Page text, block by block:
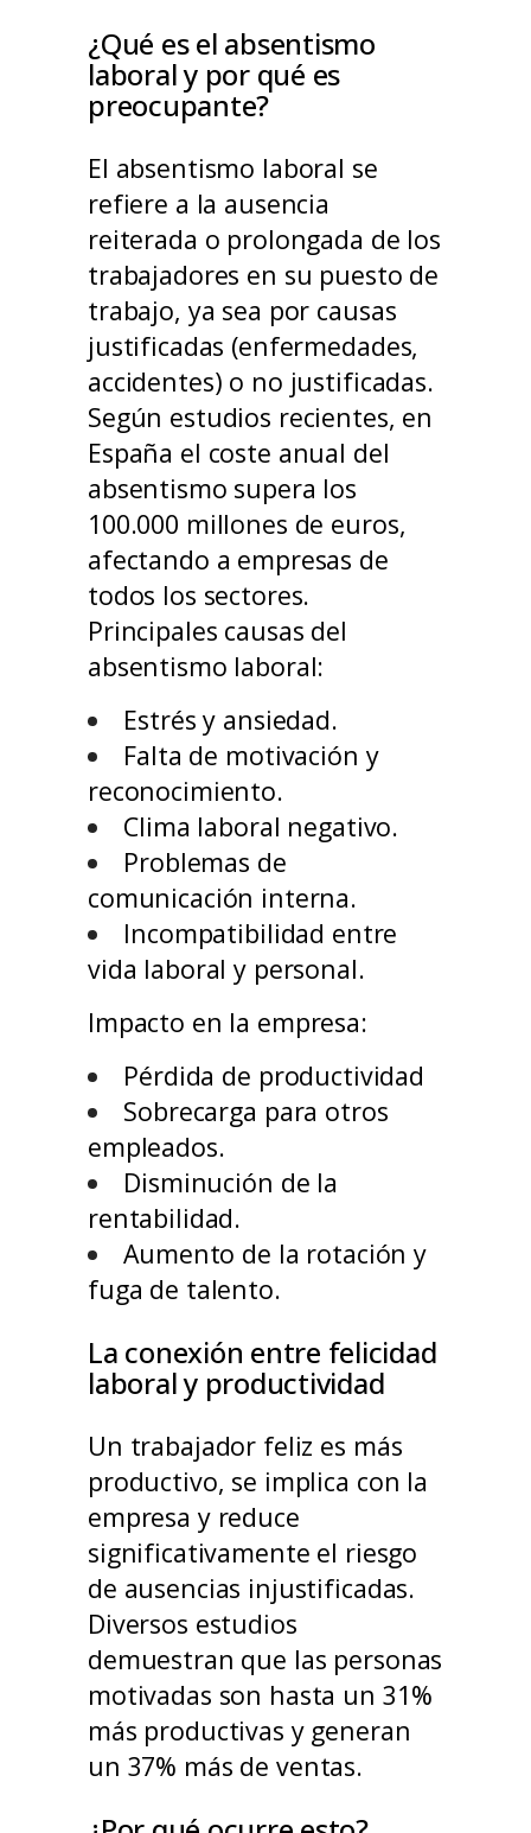
¿Qué es el absentismo
laboral y por qué es
preocupante?
El absentismo laboral se
refiere a la ausencia
reiterada o prolongada de los
trabajadores en su puesto de
trabajo, ya sea por causas
justificadas (enfermedades,
accidentes) o no justificadas.
Según estudios recientes, en
España el coste anual del
absentismo supera los
100.000 millones de euros,
afectando a empresas de
todos los sectores.
Principales causas del
absentismo laboral:
Estrés y ansiedad.
Falta de motivación y
reconocimiento.
Clima laboral negativo.
Problemas de
comunicación interna.
Incompatibilidad entre
vida laboral y personal.
Impacto en la empresa:
Pérdida de productividad
Sobrecarga para otros
empleados.
Disminución de la
rentabilidad.
Aumento de la rotación y
fuga de talento.
La conexión entre felicidad
laboral y productividad
Un trabajador feliz es más
productivo, se implica con la
empresa y reduce
significativamente el riesgo
de ausencias injustificadas.
Diversos estudios
demuestran que las personas
motivadas son hasta un 31%
más productivas y generan
un 37% más de ventas.